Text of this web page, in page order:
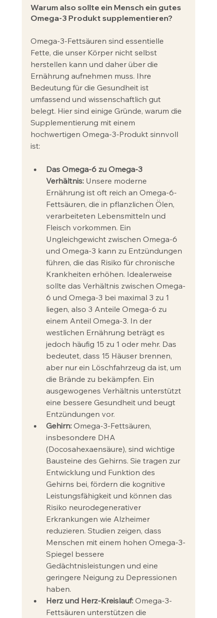
Warum also sollte ein Mensch ein gutes
Omega-3 Produkt supplementieren?
Omega-3-Fettsäuren sind essentielle
Fette, die unser Körper nicht selbst
herstellen kann und daher über die
Ernährung aufnehmen muss. Ihre
Bedeutung für die Gesundheit ist
umfassend und wissenschaftlich gut
belegt. Hier sind einige Gründe, warum die
Supplementierung mit einem
hochwertigen Omega-3-Produkt sinnvoll
ist:
Das Omega-6 zu Omega-3
Verhältnis: Unsere moderne
Ernährung ist oft reich an Omega-6-
Fettsäuren, die in pflanzlichen Ölen,
verarbeiteten Lebensmitteln und
Fleisch vorkommen. Ein
Ungleichgewicht zwischen Omega-6
und Omega-3 kann zu Entzündungen
führen, die das Risiko für chronische
Krankheiten erhöhen. Idealerweise
sollte das Verhältnis zwischen Omega-
6 und Omega-3 bei maximal 3 zu 1
liegen, also 3 Anteile Omega-6 zu
einem Anteil Omega-3. In der
westlichen Ernährung beträgt es
jedoch häufig 15 zu 1 oder mehr. Das
bedeutet, dass 15 Häuser brennen,
aber nur ein Löschfahrzeug da ist, um
die Brände zu bekämpfen. Ein
ausgewogenes Verhältnis unterstützt
eine bessere Gesundheit und beugt
Entzündungen vor.
Gehirn: Omega-3-Fettsäuren,
insbesondere DHA
(Docosahexaensäure), sind wichtige
Bausteine des Gehirns. Sie tragen zur
Entwicklung und Funktion des
Gehirns bei, fördern die kognitive
Leistungsfähigkeit und können das
Risiko neurodegenerativer
Erkrankungen wie Alzheimer
reduzieren. Studien zeigen, dass
Menschen mit einem hohen Omega-3-
Spiegel bessere
Gedächtnisleistungen und eine
geringere Neigung zu Depressionen
haben.
Herz und Herz-Kreislauf: Omega-3-
Fettsäuren unterstützen die